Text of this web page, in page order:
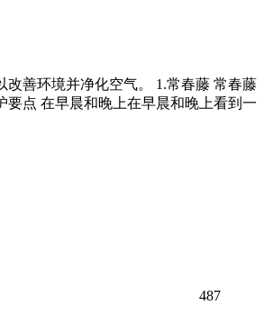
善环境并净化空气。 1.常春藤 常春藤
点 在早晨和晚上在早晨和晚上看到一
487